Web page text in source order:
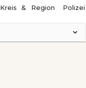
Kreis & Region Polizei